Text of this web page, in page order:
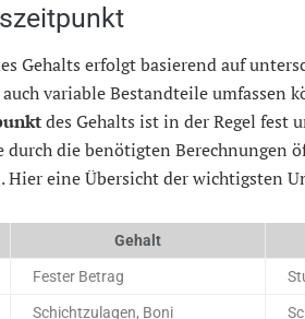
Gehalts erfolgt basierend auf
variable Bestandteile umfassen
des Gehalts ist in der Regel fest
durch die benötigten Berechnungen
Hier eine Übersicht der wichtigsten
Gehalt
Fester Betrag
Schichtzulagen, Boni